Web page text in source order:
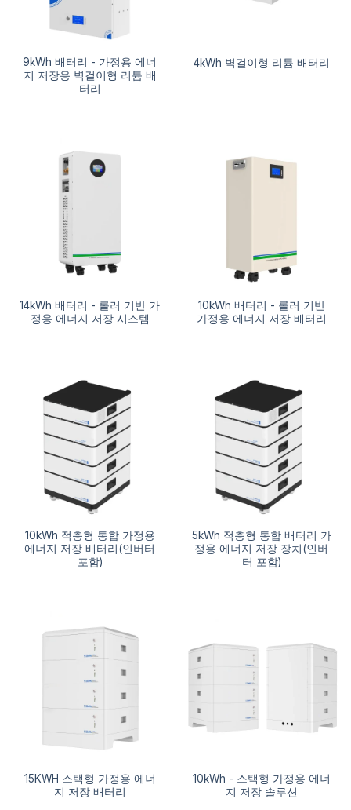
9kWh 배터리 - 가정용 에너
지 저장용 벽걸이형 리튬 배
터리
4kWh 벽걸이형 리튬 배터리
14kWh 배터리 - 롤러 기반 가
정용 에너지 저장 시스템
10kWh 배터리 - 롤러 기반
가정용 에너지 저장 배터리
10kWh 적층형 통합 가정용
에너지 저장 배터리(인버터
포함)
5kWh 적층형 통합 배터리 가
정용 에너지 저장 장치(인버
터 포함)
15KWH 스택형 가정용 에너
지 저장 배터리
10kWh - 스택형 가정용 에너
지 저장 솔루션